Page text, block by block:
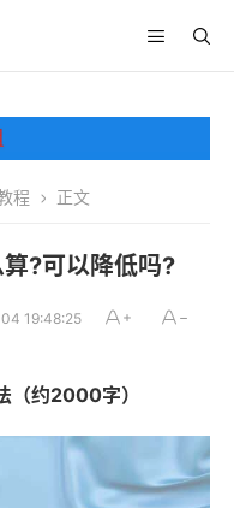
程 正文
?可以降低吗?
19:48:25
（约2000字）